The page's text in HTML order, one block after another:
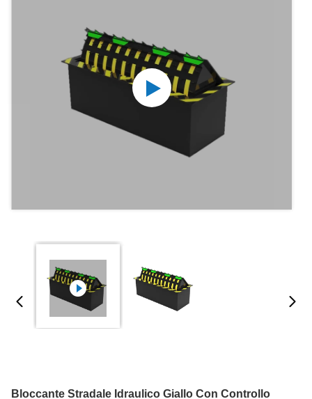
Bloccante Stradale Idraulico Giallo Con Controllo